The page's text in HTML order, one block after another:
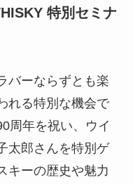
特別セミナ
バーならずとも楽
れる特別な機会で
周年を祝い、ウイ
太郎さんを特別ゲ
キーの歴史や魅力